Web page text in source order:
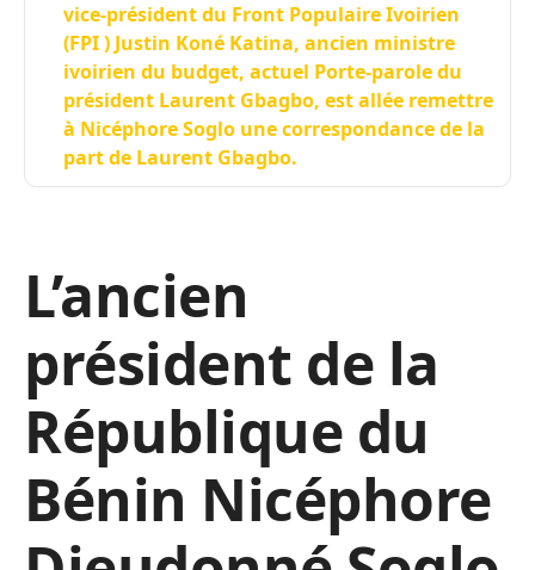
vice-président du Front Populaire Ivoirien
(FPI ) Justin Koné Katina, ancien ministre
ivoirien du budget, actuel Porte-parole du
président Laurent Gbagbo, est allée remettre
à Nicéphore Soglo une correspondance de la
part de Laurent Gbagbo.
L’ancien
président de la
République du
Bénin Nicéphore